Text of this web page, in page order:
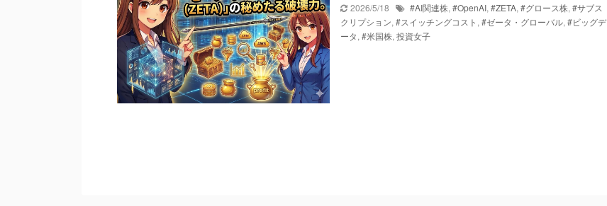
2026/5/18 #AI関連株, #OpenAI, #ZETA, #グロース株, #サブス
クリプション, #スイッチングコスト , #ゼータ・グローバル, #ビッグデ
ータ, #米国株, 投資女子